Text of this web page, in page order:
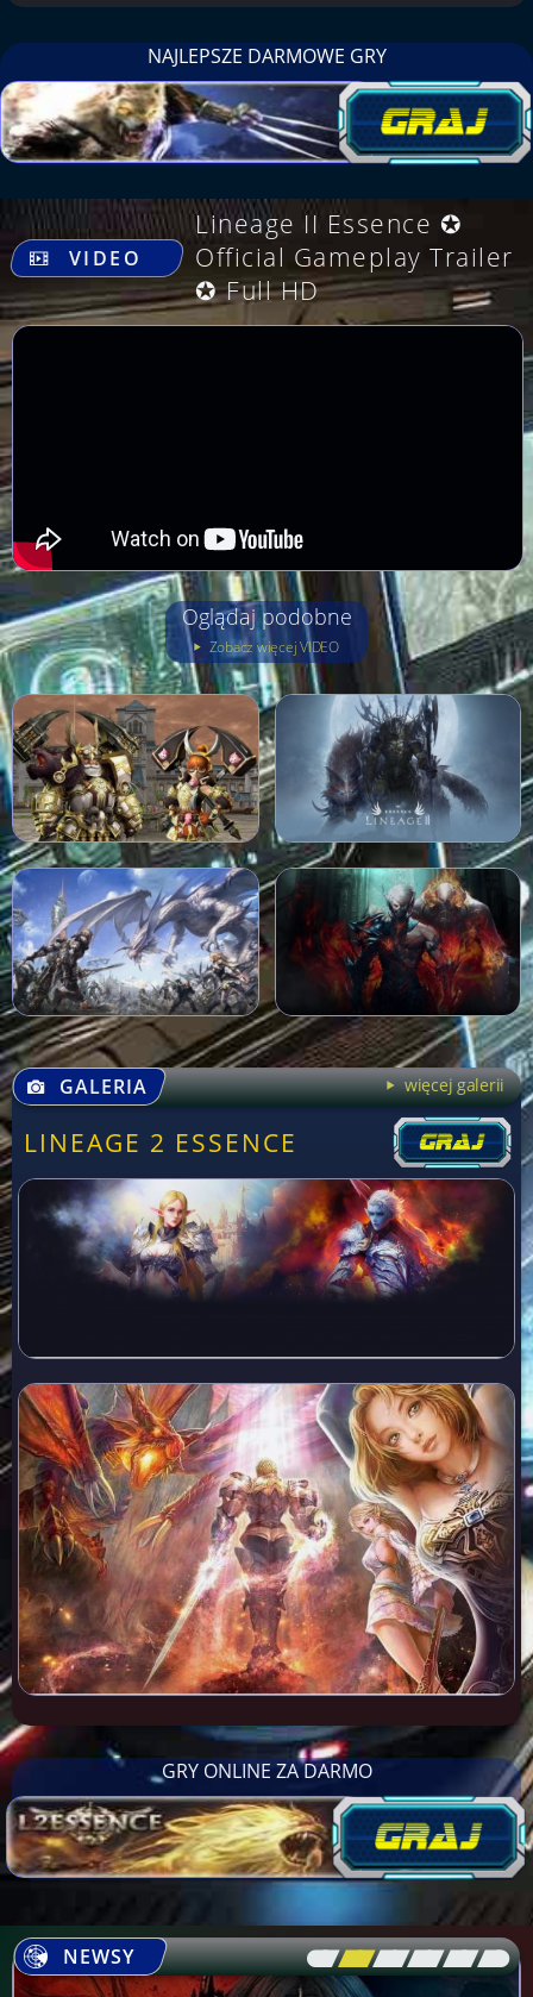
NAJLEPSZE DARMOWE GRY
.
VIDEO
Lineage II Essence ✪
Official Gameplay Trailer
✪ Full HD
Oglądaj podobne
Zobacz więcej VIDEO
GALERIA więcej galerii
LINEAGE 2 ESSENCE
GRY ONLINE ZA DARMO
NEWSY [\ \\ \\ \\ \\ \]